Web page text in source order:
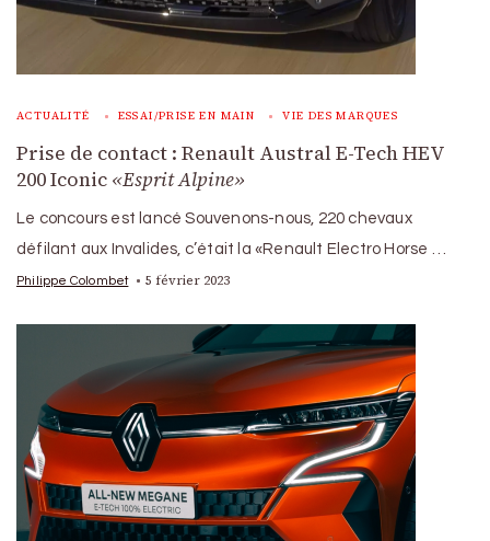
ACTUALITÉ ESSAI/PRISE EN MAIN VIE DES MARQUES
Prise de contact : Renault Austral E-Tech HEV
200 Iconic «Esprit Alpine»
Le concours est lancé Souvenons-nous, 220 chevaux
défilant aux Invalides, c’était la «Renault Electro Horse …
Philippe Colombet 5 février 2023